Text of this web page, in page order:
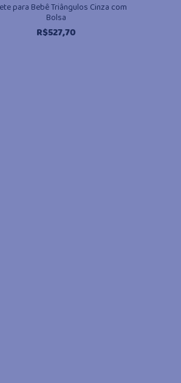
para Bebê Triângulos Cinza com
Bolsa
R$527,70